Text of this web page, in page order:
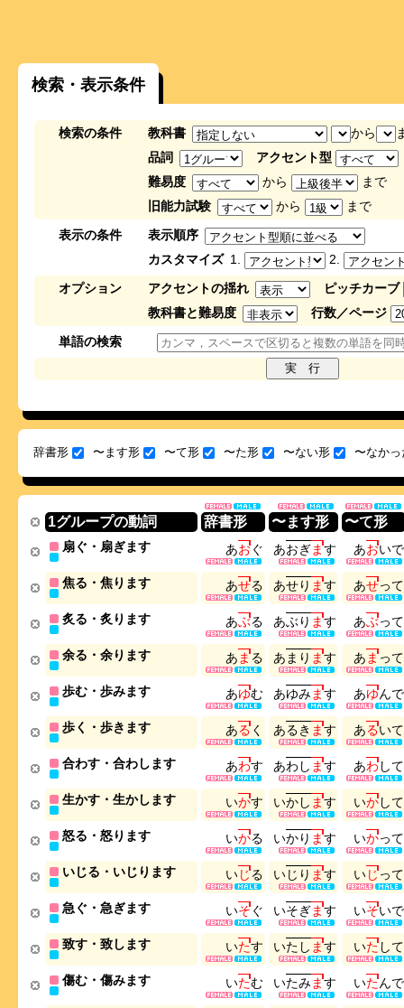
検索・表示条件
検索の条件 教科書 から
品詞
アクセント型
難易度
から
まで
旧能力試験
から
まで
表示の条件
表示順序
カスタマイズ 1.
2.
オプション
アクセントの揺れ
ピッチカーブ
教科書と難易度
行数／ページ
単語の検索
辞書形 〜ます形 〜て形 〜た形 〜ない形 〜なかっ
1グループの動詞 辞書形 〜ます形 〜て形
扇ぐ・扇ぎます あおぐ あおぎます あおいで
焦る・焦ります あせる あせり ます あせって
炙る・炙ります あぶる あぶ り ます あぶって
余る・余ります あ まる あ ま り ます あ まって
歩む・歩みます あゆむ あゆみます あゆんで
歩く・歩きます あるく あるき ます あるいて
合わす・合わします あわす あわ し ます あわして
生かす・生かします いかす いかし ます いかして
怒る・怒ります いかる いかり ます いかって
いじる・いじります いじる いじ り ます いじって
急ぐ・急ぎます いそぐ いそぎます いそいで
致す・致します いたす いた し ます いたして
傷む・傷みます いたむ いたみます いたんで